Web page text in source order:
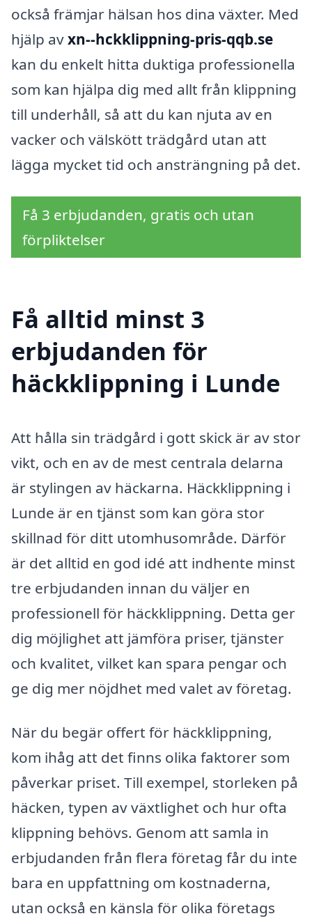
också främjar hälsan hos dina växter. Med
hjälp avxn--hckklippning-pris-qqb.se
kan du enkelt hitta duktiga professionella
som kan hjälpa dig med allt från klippning
till underhåll, så att du kan njuta av en
vacker och välskött trädgård utan att
lägga mycket tid och ansträngning på det.
Få 3 erbjudanden, gratis och utan
förpliktelser
Få alltid minst 3
erbjudanden för
häckklippning i Lunde
Att hålla sin trädgård i gott skick är av stor
vikt, och en av de mest centrala delarna
är stylingen av häckarna. Häckklippning i
Lunde är en tjänst som kan göra stor
skillnad för ditt utomhusområde. Därför
är det alltid en god idé att indhente minst
tre erbjudanden innan du väljer en
professionell för häckklippning. Detta ger
dig möjlighet att jämföra priser, tjänster
och kvalitet, vilket kan spara pengar och
ge dig mer nöjdhet med valet av företag.
När du begär offert för häckklippning,
kom ihåg att det finns olika faktorer som
påverkar priset. Till exempel, storleken på
häcken, typen av växtlighet och hur ofta
klippning behövs. Genom att samla in
erbjudanden från flera företag får du inte
bara en uppfattning om kostnaderna,
utan också en känsla för olika företags